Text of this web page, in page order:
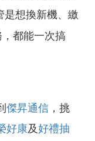
是想換新機、繳
都能一次搞
傑昇通信 ，挑
好康及好禮抽